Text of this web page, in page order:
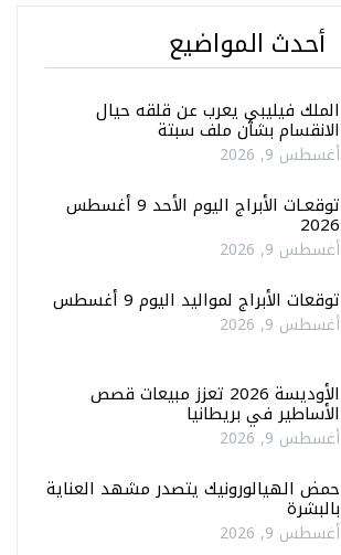
أحدث المواضيع
الملك فيليبي يعرب عن قلقه حيال
الانقسام بشأن ملف سبتة
أغسطس 9, 2026
توقعـات الأبراج اليوم الأحد 9 أغسطس
2026
أغسطس 9, 2026
توقعات الأبراج لمواليد اليوم 9 أغسطس
أغسطس 9, 2026
الأوديسة 2026 تعزز مبيعات قصص
الأساطير في بريطانيا
أغسطس 9, 2026
حمض الهيالورونيك يتصدر مشهد العناية
بالبشرة
أغسطس 9, 2026